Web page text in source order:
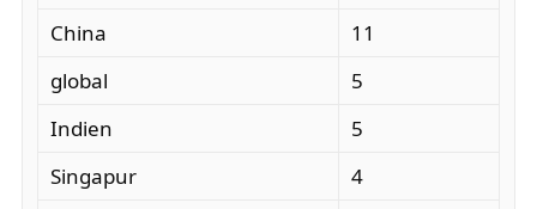
China
11
global
5
Indien
5
Singapur
4